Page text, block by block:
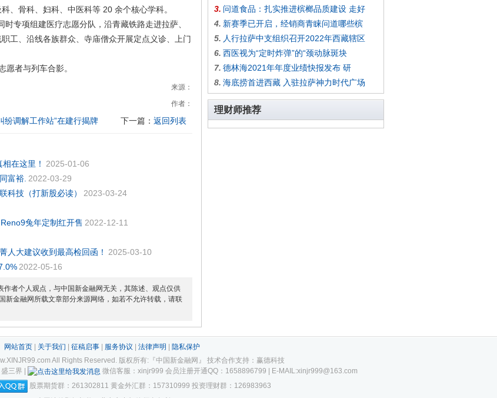
、骨科、妇科、中医科等 20 余个核心学科。
项组建医疗志愿分队，沿青藏铁路走进拉萨、
工、沿线各族群众、寺庙僧众开展定点义诊、上门
愿者与列车合影。
来源：
作者：
纷调解工作站”在建行揭牌 下一篇： 返回列表
在这里！
2025-01-06
富裕. 2022-03-29
科技（打新股必读）
2023-03-24
兔年定制红开售 2022-12-11
人大建议收到最高检回函！
2025-03-10
2022-05-16
者个人观点，与中国新金融网无关，其陈述、观点仅供
新金融网所载文章部分来源网络，如若不允许转载，请联
3. 问道食品：扎实推进槟榔品质建设 走好
4. 新赛季已开启，经销商青睐问道哪些槟
5. 人行拉萨中支组织召开2022年西藏辖区
6. 西医视为“定时炸弹”的“颈动脉斑块
7. 德林海2021年年度业绩快报发布 研
8. 海底捞首进西藏 入驻拉萨神力时代广场
理财师推荐
网站首页| 关于我们 征稿启事| 服务协议 法律声明
隐私保护
All Rights Reserved. 版权所有:『中国新金融网』 技术合作支持：赢德科技
三界 |
微信客服：xinjr999 会员注册开通QQ：1658896799 | E-MAIL:xinjr999@163.com
股票期货群：261302811 黄金外汇群：157310999 投资理财群：126983963